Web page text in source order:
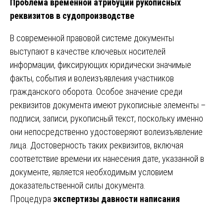
Проблема временной атрибуции рукописных
реквизитов в судопроизводстве
В современной правовой системе документы
выступают в качестве ключевых носителей
информации, фиксирующих юридически значимые
факты, события и волеизъявления участников
гражданского оборота. Особое значение среди
реквизитов документа имеют рукописные элементы –
подписи, записи, рукописный текст, поскольку именно
они непосредственно удостоверяют волеизъявление
лица. Достоверность таких реквизитов, включая
соответствие времени их нанесения дате, указанной в
документе, является необходимым условием
доказательственной силы документа.
Процедура экспертизы давности написания